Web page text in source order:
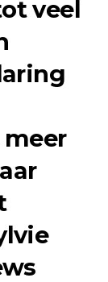
veel